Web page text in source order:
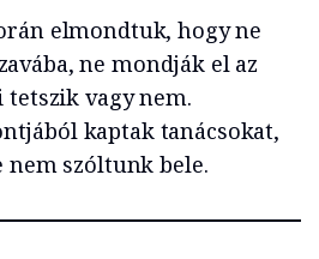
elmondtuk, hogy ne
ne mondják el az
vagy nem.
kaptak tanácsokat,
nem szóltunk bele.